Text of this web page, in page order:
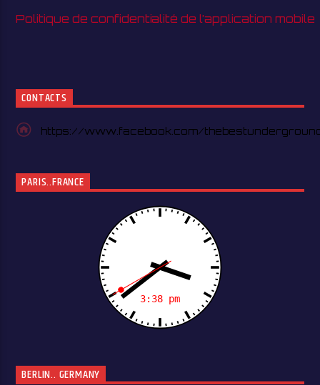
Politique de confidentialité de l’application mobile
CONTACTS
https://www.facebook.com/
PARIS..FRANCE
BERLIN.. GERMANY